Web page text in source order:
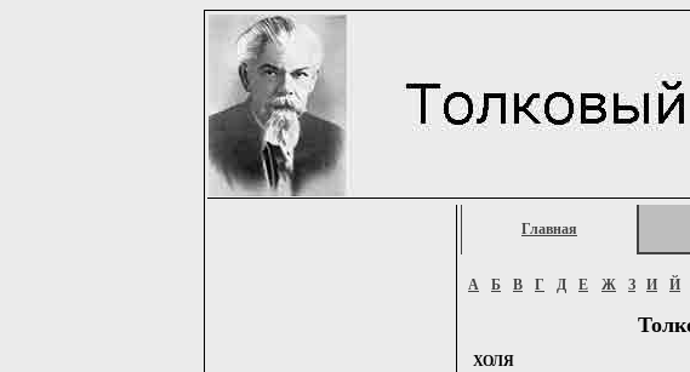
Главная
А Б В Г Д Е Ж З И Й
ХОЛЯ